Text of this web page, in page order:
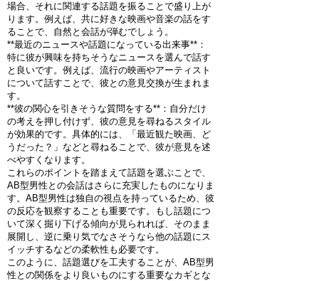
場合、それに関連する話題を振ることで盛り上が
ります。例えば、共に好きな映画や音楽の話をす
ることで、自然と会話が弾むでしょう。
**最近のニュースや話題になっている出来事**：
特に彼が興味を持ちそうなニュースを選んで話す
と良いです。例えば、流行の映画やアーティスト
について話すことで、彼との意見交換が生まれま
す。
**彼の関心を引きそうな質問をする**：自分だけ
の考えを押し付けず、彼の意見を尋ねるスタイル
が効果的です。具体的には、「最近観た映画、ど
うだった？」などと尋ねることで、彼が意見を述
べやすくなります。
これらのポイントを踏まえて話題を選ぶことで、
AB型男性との会話はさらに充実したものになりま
す。AB型男性は独自の視点を持っているため、彼
の反応を観察することも重要です。もし話題につ
いて深く掘り下げる傾向が見られれば、そのまま
展開し、逆に乗り気でなさそうなら他の話題にス
イッチするなどの柔軟性も必要です。
このように、話題選びを工夫することが、AB型男
性との関係をより良いものにする重要なカギとな